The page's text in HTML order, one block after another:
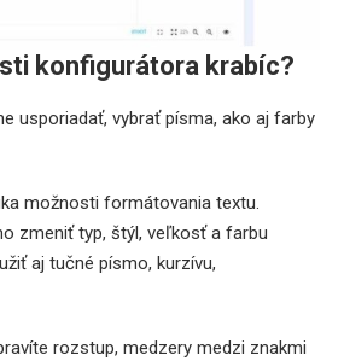
konfigurátora krabíc?
usporiadať, vybrať písma, ako aj farby
možnosti formátovania textu.
zmeniť typ, štýl, veľkosť a farbu
aj tučné písmo, kurzívu,
rozstup, medzery medzi znakmi